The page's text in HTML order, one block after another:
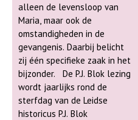
alleen de levensloop van
Maria, maar ook de
omstandigheden in de
gevangenis. Daarbij belicht
zij één specifieke zaak in het
bijzonder. De P.J. Blok lezing
wordt jaarlijks rond de
sterfdag van de Leidse
historicus P.J. Blok